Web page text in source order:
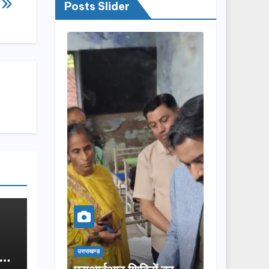
Posts Slider
उत्तराखण्ड